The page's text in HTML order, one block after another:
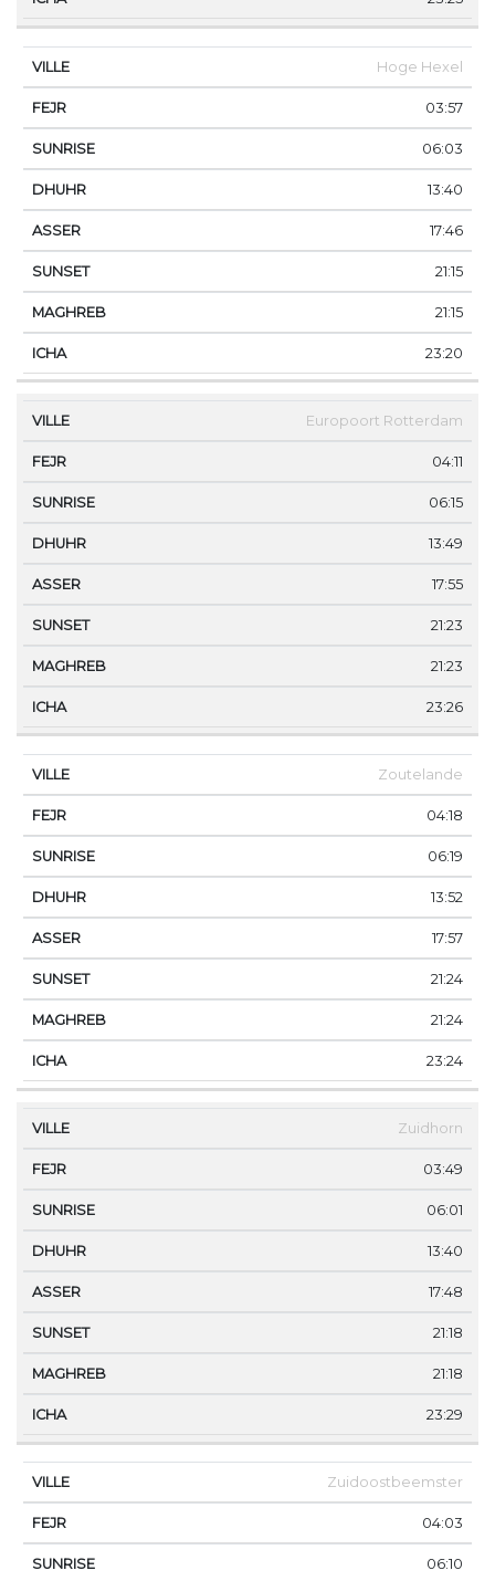
Hoge Hexel
03:57
06:03
13:40
17:46
21:15
21:15
23:20
Europoort Rotterdam
04:11
06:15
13:49
17:55
21:23
21:23
23:26
Zoutelande
04:18
06:19
13:52
17:57
21:24
21:24
23:24
Zuidhorn
03:49
06:01
13:40
17:48
21:18
21:18
23:29
Zuidoostbeemster
04:03
06:10